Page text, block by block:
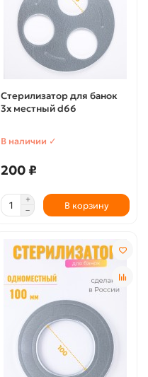
Стерилизатор для банок
3х местный d66
В наличии ✓
200 ₽
В корзину